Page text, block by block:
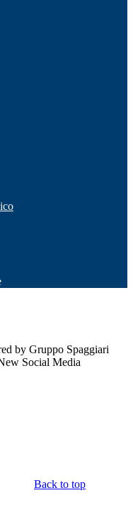
by Gruppo Spaggiari
Social Media
Back to top